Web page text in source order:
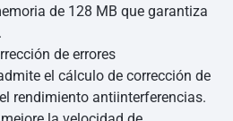
de 128 MB que garantiza
de errores
el cálculo de corrección de
rendimiento antiinterferencias.